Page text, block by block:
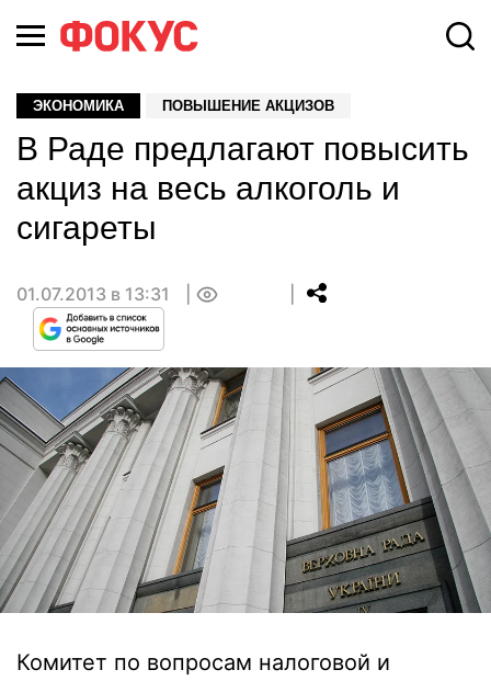
ЭКОНОМИКА ПОВЫШЕНИЕ АКЦИЗОВ
В Раде предлагают повысить
акциз на весь алкоголь и
сигареты
01.07.2013 в 13:31
Комитет по вопросам налоговой и